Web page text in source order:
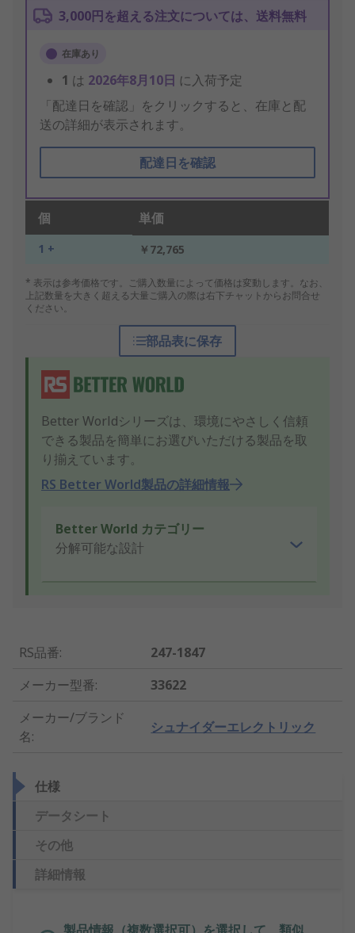
3,000円を超える注文については、送料無料
在庫あり
1 は 2026年8月10日 に入荷予定
「配達日を確認」をクリックすると、在庫と配
送の詳細が表示されます。
配達日を確認
個 単価
1 + ￥72,765
* 表示は参考価格です。ご購入数量によって価格は変動します。なお、
上記数量を大きく超える大量ご購入の際は右下チャットからお問合せ
ください。
部品表に保存
Better Worldシリーズは、環境にやさしく信頼
できる製品を簡単にお選びいただける製品を取
り揃えています。
RS Better World製品の詳細情報
Better World カテゴリー
分解可能な設計
RS品番:
247-1847
メーカー型番:
33622
メーカー/ブランド
名:
シュナイダーエレクトリック
仕様
データシート
その他
詳細情報